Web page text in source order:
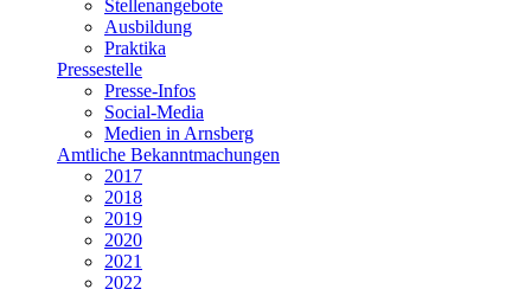
Stellenangebote
Ausbildung
Praktika
Pressestelle
Presse-Infos
Social-Media
Medien in Arnsberg
Amtliche Bekanntmachungen
2017
2018
2019
2020
2021
2022